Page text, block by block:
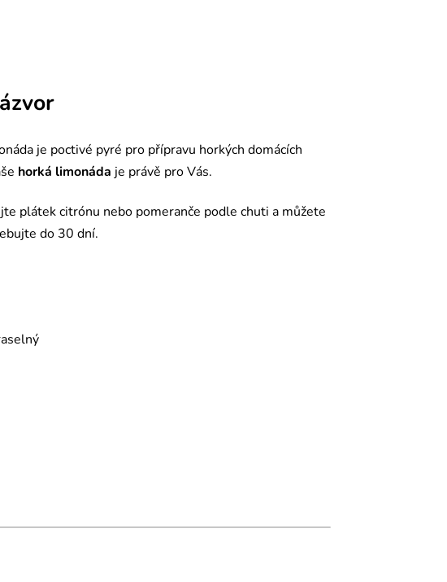
je poctivé pyré pro přípravu horkých domácích
horká limonáda je právě pro Vás.
plátek citrónu nebo pomeranče podle chuti a můžete
do 30 dní.